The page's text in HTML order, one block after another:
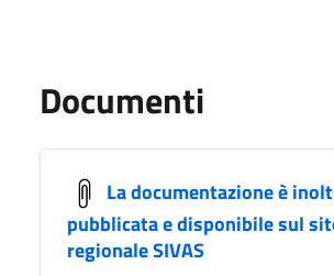
Documenti
La documentazione è
pubblicata e disponibile sul
regionale SIVAS